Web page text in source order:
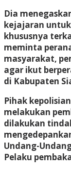
Dia
kejajaran
khususnya
meminta
masyarakat,
agar ikut
di Kabupaten
Pihak
melakukan
dilakukan
Undang-
Pelaku